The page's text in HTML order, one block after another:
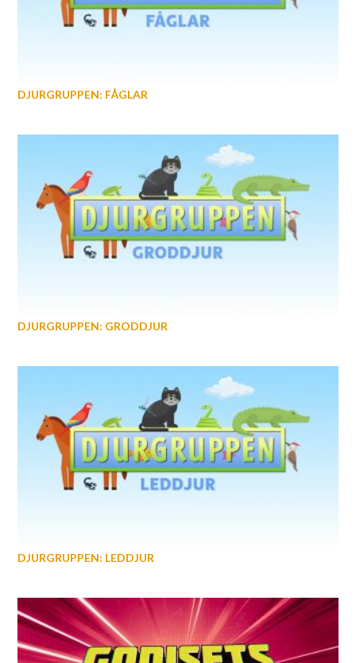
DJURGRUPPEN: FÅGLAR
DJURGRUPPEN: GRODDJUR
DJURGRUPPEN: LEDDJUR